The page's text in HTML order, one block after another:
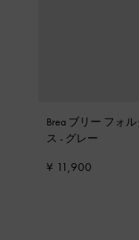
Brea ブリー フォ
ス - グレー
¥ 11,900